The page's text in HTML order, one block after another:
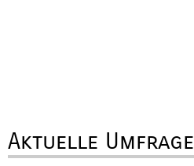
Aktuelle Umfrage